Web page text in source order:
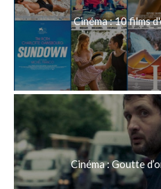
Cinéma : 10 films
Cinéma : Goutte